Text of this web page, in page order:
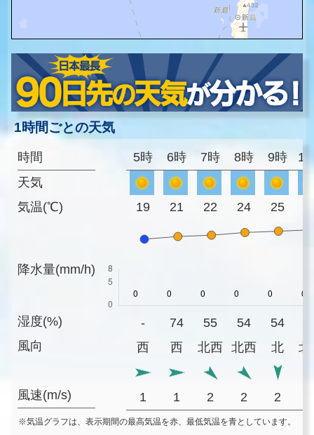
1時間ごとの天気
時間
天気
気温(℃)
降水量(mm/h)
湿度(%)
風向
風速(m/s)
5時 6時 7時 8時 9時
19 21 22 24 25
- 74 55 54 54
西
西 北西 北西 北 北
1 1 2 2 2
※気温グラフは、表示期間の最高気温を赤、最低気温を青としています。